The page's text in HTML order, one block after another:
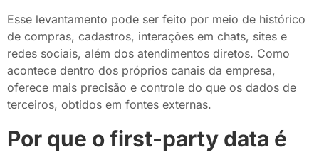
Esse levantamento pode ser feito por meio de histórico
de compras, cadastros, interações em chats, sites e
redes sociais, além dos atendimentos diretos. Como
acontece dentro dos próprios canais da empresa,
oferece mais precisão e controle do que os dados de
terceiros, obtidos em fontes externas.
Por que o first-party data é